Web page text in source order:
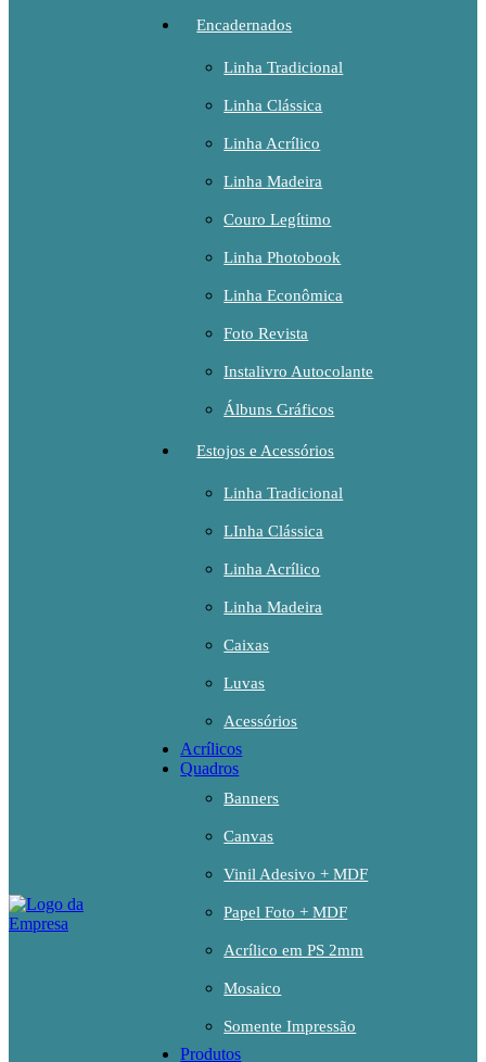
Encadernados
Linha Tradicional
Linha Clássica
Linha Acrílico
Linha Madeira
Couro Legítimo
Linha Photobook
Linha Econômica
Foto Revista
Instalivro Autocolante
Álbuns Gráficos
Estojos e Acessórios
Linha Tradicional
LInha Clássica
Linha Acrílico
Linha Madeira
Caixas
Luvas
Acessórios
Acrílicos
Quadros
Banners
Canvas
Vinil Adesivo + MDF
Papel Foto + MDF
Acrílico em PS 2mm
Mosaico
Somente Impressão
Produtos